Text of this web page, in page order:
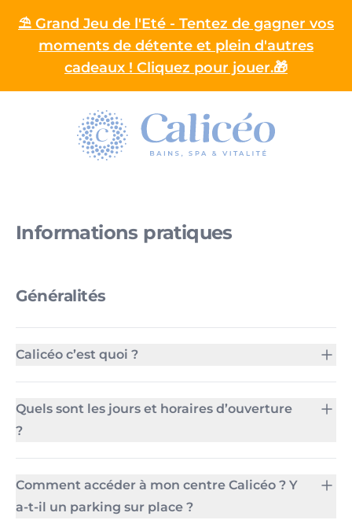
⛱️ Grand Jeu de l'Eté - Tentez de gagner vos
moments de détente et plein d'autres
cadeaux ! Cliquez pour jouer.🎁
Homepage
Informations pratiques
Généralités
Calicéo c’est quoi ?
Quels sont les jours et horaires d’ouverture
?
Comment accéder à mon centre Calicéo ? Y
a-t-il un parking sur place ?